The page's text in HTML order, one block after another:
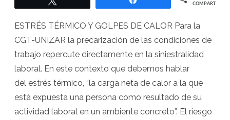
COMPARTIR
ESTRÉS TÉRMICO Y GOLPES DE CALOR Para la
CGT-UNIZAR la precarización de las condiciones de
trabajo repercute directamente en la siniestralidad
laboral. En este contexto que debemos hablar
del estrés térmico, “la carga neta de calor a la que
está expuesta una persona como resultado de su
actividad laboral en un ambiente concreto”. El riesgo